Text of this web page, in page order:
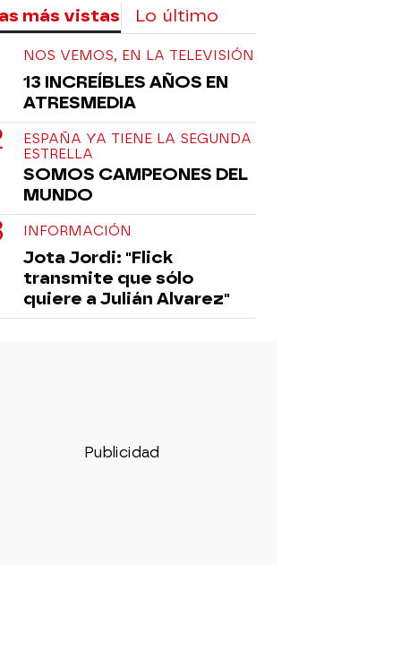
más vistas Lo último
NOS VEMOS, EN LA TELEVISIÓN
13 INCREÍBLES AÑOS EN
ATRESMEDIA
ESPAÑA YA TIENE LA SEGUNDA
ESTRELLA
SOMOS CAMPEONES DEL
MUNDO
INFORMACIÓN
Jota Jordi: "Flick
transmite que sólo
quiere a Julián Alvarez"